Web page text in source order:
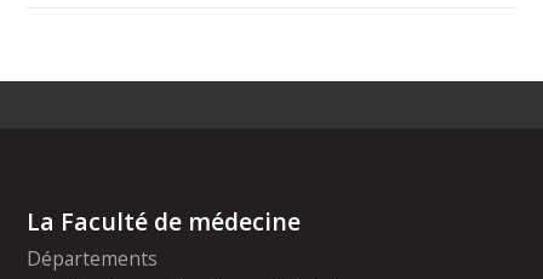
La Faculté de médecine
Départements